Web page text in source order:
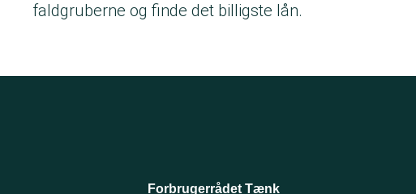
faldgruberne og finde det billigste lån.
Forbrugerrådet Tænk